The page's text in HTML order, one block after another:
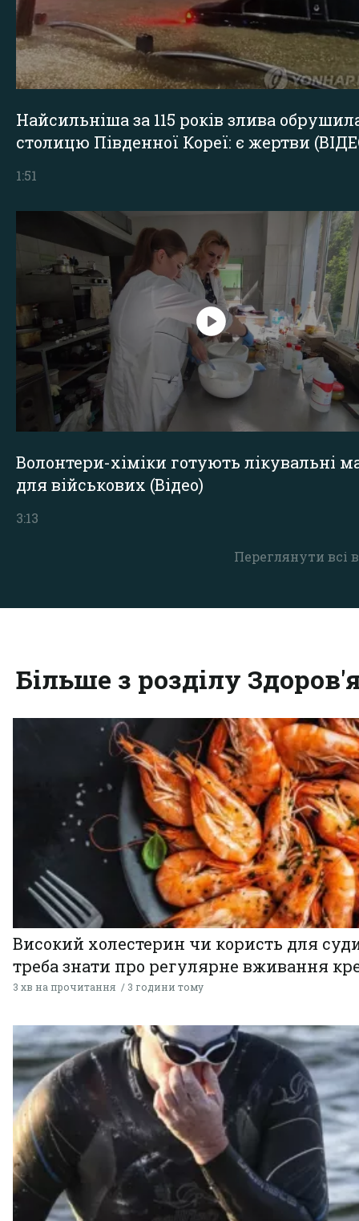
Переглянути всі
Найсильніша за 115 років злива
столицю Південної Кореї: є жертви
1:51
Волонтери-хіміки готують лікувальні
для військових (Відео)
3:13
Більше з розділу
Високий холестерин чи користь для
треба знати про регулярне вживання
3 хв на прочитання 3 години тому